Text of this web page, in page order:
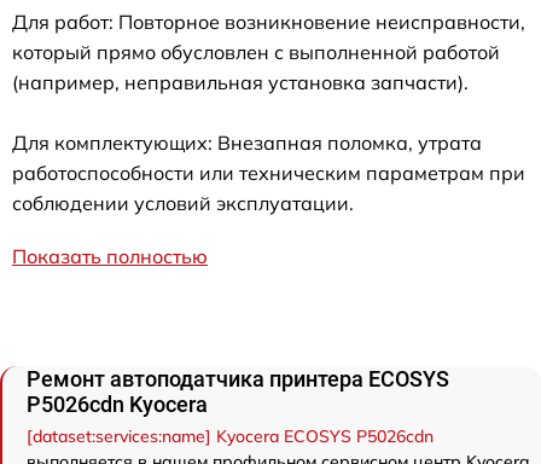
Для работ: Повторное возникновение неисправности,
который прямо обусловлен с выполненной работой
(например, неправильная установка запчасти).
Для комплектующих: Внезапная поломка, утрата
работоспособности или техническим параметрам при
соблюдении условий эксплуатации.
Показать полностью
Ремонт автоподатчика принтера ECOSYS
P5026cdn Kyocera
[dataset:services:name] Kyocera ECOSYS P5026cdn